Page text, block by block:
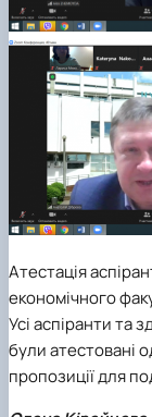
Атестація
економічного
Усі аспіранти та
були атестовані
пропозиції для